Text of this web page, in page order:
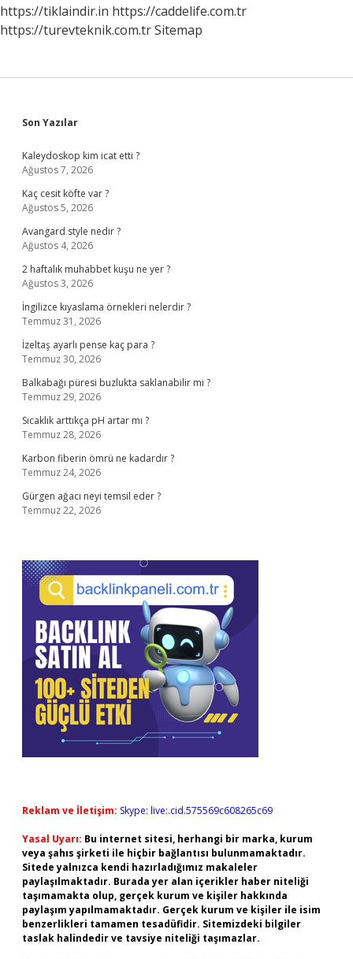
https://tiklaindir.in https://caddelife.com.tr
https://turevteknik.com.trSitemap
Sidebar
Son Yazılar
Kaleydoskop kim icat etti ?
Ağustos 7, 2026
Kaç cesit köfte var ?
Ağustos 5, 2026
Avangard style nedir ?
Ağustos 4, 2026
2 haftalık muhabbet kuşu ne yer ?
Ağustos 3, 2026
İngilizce kıyaslama örnekleri nelerdir ?
Temmuz 31, 2026
İzeltaş ayarlı pense kaç para ?
Temmuz 30, 2026
Balkabağı püresi buzlukta saklanabilir mi ?
Temmuz 29, 2026
Sıcaklık arttıkça pH artar mı ?
Temmuz 28, 2026
Karbon fiberin ömrü ne kadardır ?
Temmuz 24, 2026
Gürgen ağacı neyi temsil eder ?
Temmuz 22, 2026
Reklam ve İletişim: Skype: live:.cid.575569c608265c69
Yasal Uyarı: Bu internet sitesi, herhangi bir marka, kurum
veya şahıs şirketi ile hiçbir bağlantısı bulunmamaktadır.
Sitede yalnızca kendi hazırladığımız makaleler
paylaşılmaktadır. Burada yer alan içerikler haber niteliği
taşımamakta olup, gerçek kurum ve kişiler hakkında
paylaşım yapılmamaktadır. Gerçek kurum ve kişiler ile isim
benzerlikleri tamamen tesadüfidir. Sitemizdeki bilgiler
taslak halindedir ve tavsiye niteliği taşımazlar.